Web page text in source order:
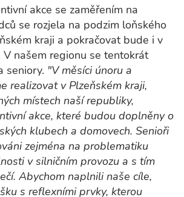
akce se zaměřením na
se rozjela na podzim loňského
kraji a pokračovat bude i v
našem regionu se tentokrát
seniory. "V měsíci únoru a
realizovat v Plzeňském kraji,
místech naší republiky,
akce, které budou doplněny o
klubech a domovech. Senioři
zejména na problematiku
v silničním provozu a s tím
Abychom naplnili naše cíle,
s reflexními prvky, kterou